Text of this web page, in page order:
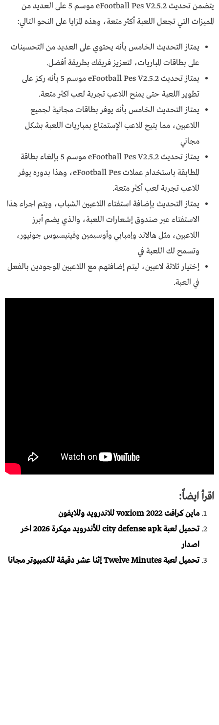
يتضمن تحديث eFootball Pes V2.5.2 موسم 5 على العديد من
المميزات التي تجعل اللعبة أكثر متعة، وهذه المزايا على النحو التالي:
يمتاز التحديث الخامس بأنه يحتوي على العديد من التحسينات
على بطاقات المباريات، لتعزيز فريقك بطريقة أفضل.
يمتاز تحديث eFootball Pes V2.5.2 موسم 5 بأنه ركز على
تطوير اللعبة حتى يمنح اللاعب تجربة لعب اكثر متعة.
يمتاز التحديث الخامس بأنه يوفر بطاقات مجانية لجميع
اللاعبين، مما يتيح للاعب الإستمتاع بمباريات اللعبة بشكل
مجاني
يمتاز تحديث eFootball Pes V2.5.2 موسم 5 بإلغاء بطاقة
المطابقة باستخدام عملات eFootball Pes، وهذا بدوره يوفر
للاعب تجربة لعب أكثر متعة.
يمتاز التحديث بإضافة استفتاء اللاعبين الشباب، ويتم اجراء هذا
الاستفتاء عبر صندوق إشعارات اللعبة، والذي يضم أبرز
اللاعبين، مثل هالاند وإمبابي وأوسيمين وفينيسيوس جونيور،
وتسمح لك اللعبة في
إختيار ثلاثة لاعبين، ليتم إضافتهم مع اللاعبين الموجودين بالفعل
في العبة.
اقرأ ايضاً:
ماين كرافت voxiom 2022 للاندرويد وللايفون
تحميل لعبة city defense apk للأندرويد مهكرة 2026 اخر
اصدار
تحميل لعبة Twelve Minutes إثنا عشر دقيقة للكمبيوتر مجانا